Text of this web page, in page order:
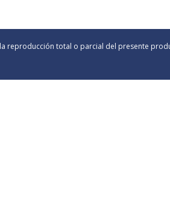
reproducción total o parcial del presente